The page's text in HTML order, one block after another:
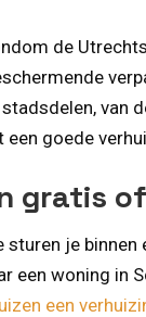
de
van
goede
gratis
je
woning in
een